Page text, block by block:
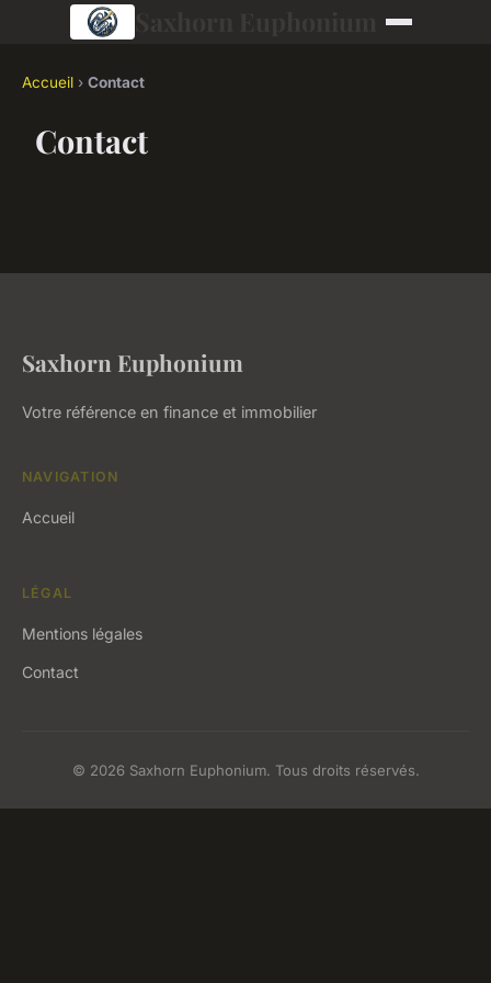
Accueil › Contact
Contact
Saxhorn Euphonium
Votre référence en finance et immobilier
NAVIGATION
Accueil
LÉGAL
Mentions légales
Contact
© 2026 Saxhorn Euphonium. Tous droits réservés.